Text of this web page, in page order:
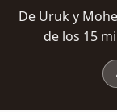
De Uruk y
de los 15